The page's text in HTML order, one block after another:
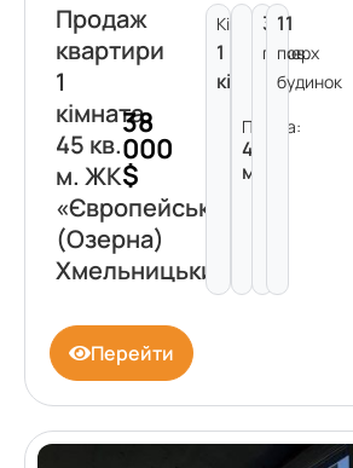
Продаж
квартири
1
кімната
45 кв.
м. ЖК
«Європейський»
(Озерна)
Хмельницький
38
000
$
Кімнат:
1
кімната
Площа:
45
м²
3
поверх
11
пов.
будинок
Перейти